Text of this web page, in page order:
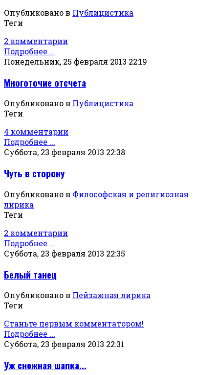
Опубликовано в Публицистика
Теги
2 комментарии
Подробнее ...
Понедельник, 25 февраля 2013 22:19
Многоточие отсчета
Опубликовано в Публицистика
Теги
4 комментарии
Подробнее ...
Суббота, 23 февраля 2013 22:38
Чуть в сторону
Опубликовано в Философская и религиозная
лирика
Теги
2 комментарии
Подробнее ...
Суббота, 23 февраля 2013 22:35
Белый танец
Опубликовано в Пейзажная лирика
Теги
Станьте первым комментатором!
Подробнее ...
Суббота, 23 февраля 2013 22:31
Уж снежная шапка...